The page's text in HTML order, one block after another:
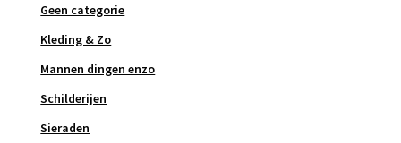
Geen categorie
Kleding & Zo
Mannen dingen enzo
Schilderijen
Sieraden